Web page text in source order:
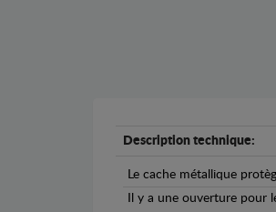
Description technique:
Le cache métallique
Il y a une ouverture pour